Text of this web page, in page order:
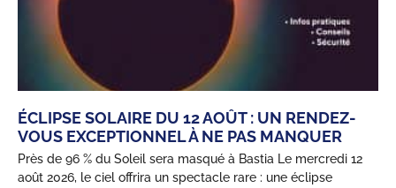
ÉCLIPSE SOLAIRE DU 12 AOÛT : UN RENDEZ-
VOUS EXCEPTIONNEL À NE PAS MANQUER
Près de 96 % du Soleil sera masqué à Bastia Le mercredi 12
août 2026, le ciel offrira un spectacle rare : une éclipse